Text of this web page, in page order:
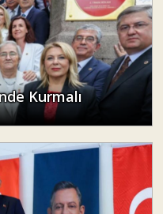
Kurmalı